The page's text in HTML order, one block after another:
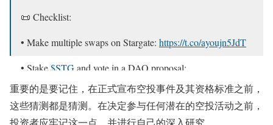
📜 Checklist:
• Make multiple swaps on Stargate: https://t.co/ayoujn5JdT
• Stake$STGand vote in a DAO proposal:
https://t.co/GZCMxK1PMI
• Use LayerZero bridge in a testnet:https://t.co/1gpK1JJUp6
重要的是要记住，在正式宣布空投事件及其资格标准之前，
这些猜测都是猜测。在决定参与任何潜在的空投活动之前，